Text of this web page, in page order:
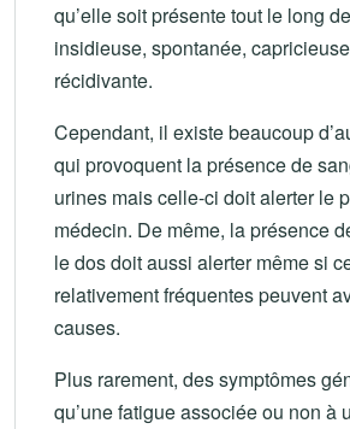
qu’elle soit présente tout le long
insidieuse, spontanée,
récidivante.
Cependant, il existe beaucoup
qui provoquent la présence de
urines mais celle-ci doit alerter le
médecin. De même, la présence
le dos doit aussi alerter même si
relativement fréquentes peuvent
causes.
Plus rarement, des symptômes
qu’une fatigue associée ou non à